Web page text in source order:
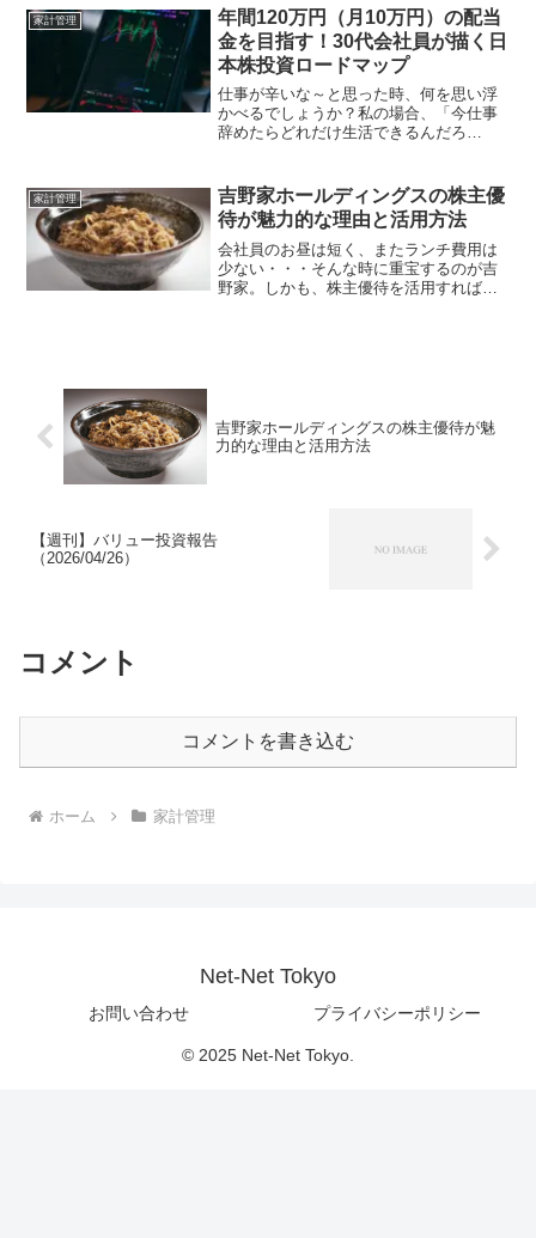
い分けや、市場の裏道を歩む資産形成の
最適解を紐解きます。
家計管理
年間120万円（月10万円）の配当
金を目指す！30代会社員が描く日
本株投資ロードマップ
仕事が辛いな～と思った時、何を思い浮
かべるでしょうか？私の場合、「今仕事
辞めたらどれだけ生活できるんだろ
算してみました。【目次】年間120万円
（月10万円）の配当金で計...
家計管理
吉野家ホールディングスの株主優
待が魅力的な理由と活用方法
会社員のお昼は短く、またランチ費用は
少ない・・・そんな時に重宝するのが吉
野家。しかも、株主優待を活用すればか
吉野家ホールディングスの株主優待が魅
力的な理由と活用方法
【週刊】バリュー投資報告
（2026/04/26）
コメント
コメントを書き込む
ホーム 家計管理
Net-Net Tokyo
お問い合わせ プライバシーポリシー
© 2025 Net-Net Tokyo.